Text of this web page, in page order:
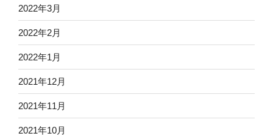
2022年3月
2022年2月
2022年1月
2021年12月
2021年11月
2021年10月